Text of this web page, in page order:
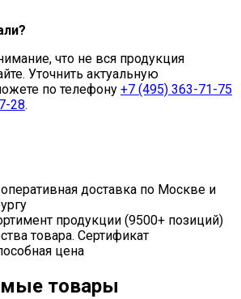
что не вся продукция
Уточнить актуальную
по телефону +7 (495) 363-71-75
28.
оперативная доставка по Москве и
продукции (9500+ позиций)
товара. Сертификат
цена
товары